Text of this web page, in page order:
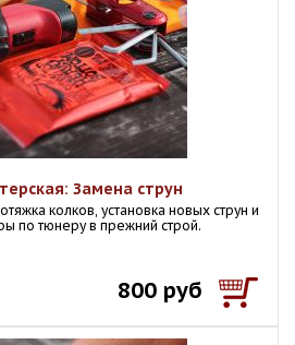
Замена струн
колков, установка новых струн и
по тюнеру в прежний строй.
800 руб